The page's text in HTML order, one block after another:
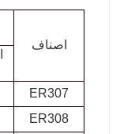
اصناف
ER307
ER308